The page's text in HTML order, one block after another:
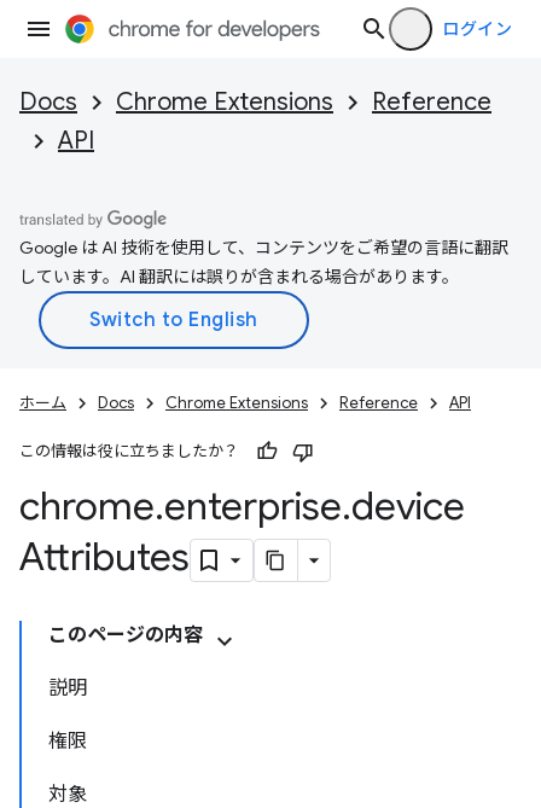
ログイン
Docs Chrome Extensions
Reference
API
Google は AI 技術を使用して、コンテンツをご希望の言語に翻訳
しています。AI 翻訳には誤りが含まれる場合があります。
ホーム Docs Chrome Extensions Reference API
この情報は役に立ちましたか？
chrome.enterprise.device
Attributes
このページの内容
説明
権限
対象